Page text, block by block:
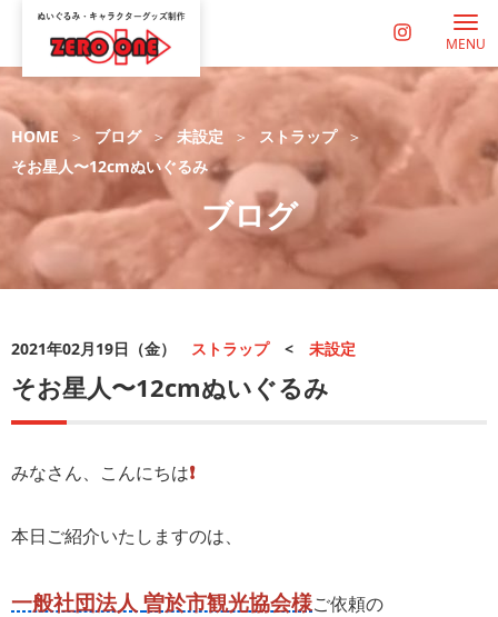
MENU
HOME ブログ 未設定
ストラップ
そお星人〜12cmぬいぐるみ
ブログ
2021年02月19日（金） ストラップ< 未設定
そお星人〜12cmぬいぐるみ
みなさん、こんにちは❗️
本日ご紹介いたしますのは、
一般社団法人 曽於市観光協会様ご依頼の